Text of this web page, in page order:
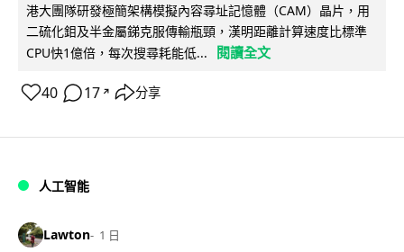
港大團隊研發極簡架構模擬內容尋址記憶體（CAM）晶片，用
二硫化鉬及半金屬銻克服傳輸瓶頸，漢明距離計算速度比標準
CPU快1億倍，每次搜尋耗能低...
閱讀全文
40 17 ↗ 分享
人工智能
Lawton 1 日